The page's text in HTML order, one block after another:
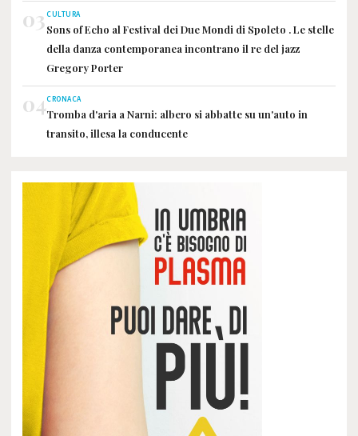
03CULTURA
Sons of Echo al Festival dei Due Mondi di Spoleto . Le stelle
della danza contemporanea incontrano il re del jazz
Gregory Porter
04CRONACA
Tromba d'aria a Narni: albero si abbatte su un'auto in
transito, illesa la conducente